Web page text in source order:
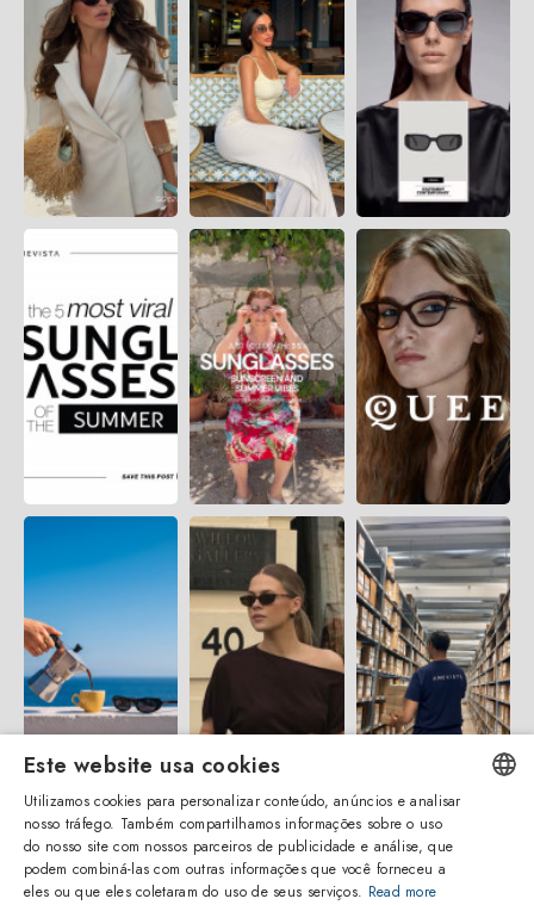
ENGLISH
ITALIAN
Este website usa cookies
Utilizamos cookies para personalizar conteúdo, anúncios e analisar
nosso tráfego. Também compartilhamos informações sobre o uso
do nosso site com nossos parceiros de publicidade e análise, que
podem combiná-las com outras informações que você forneceu a
eles ou que eles coletaram do uso de seus serviços. Read more